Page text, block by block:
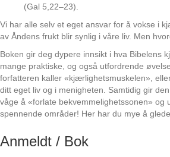
(Gal 5,22–23).
Vi har alle selv et eget ansvar for å vokse i
av Åndens frukt blir synlig i våre liv. Men
Boken gir deg dypere innsikt i hva Bibelens
mange praktiske, og også utfordrende
forfatteren kaller «kjærlighetsmuskelen»,
ditt eget liv og i menigheten. Samtidig gir
våge å «forlate bekvemmelighetssonen» og
spennende områder! Her har du mye å
Anmeldt / Bok